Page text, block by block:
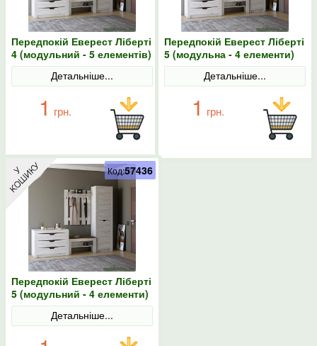
Передпокій Еверест Ліберті
4 (модульний - 5 елементів)
шафа-пенал лівий, дуб
крафт білийДетальніше...
1 грн.
Передпокій Еверест Ліберті
5 (модульна - 4 елементи)
шафа-пенал правий, дуб
крафт білийДетальніше...
1 грн.
Передпокій Еверест Ліберті
5 (модульний - 4 елементи)
шафа-пенал лівий, дуб
крафт білийДетальніше...
Код:57436